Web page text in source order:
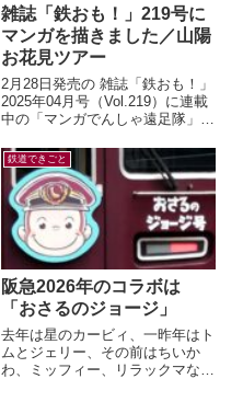
雑誌「鉄おも！」219号に
マンガを描きました／山陽
お花見ツアー
2月28日発売の 雑誌「鉄おも！」
2025年04月号（Vol.219）に連載
中の「マンガでんしゃ遠足隊」最
ロマンの山陽お花見ツアー...
鉄道できごと
阪急2026年のコラボは
「おさるのジョージ」
去年は星のカービィ、一昨年はト
ムとジェリー、その前はちいか
わ、ミッフィー、リラックマなど